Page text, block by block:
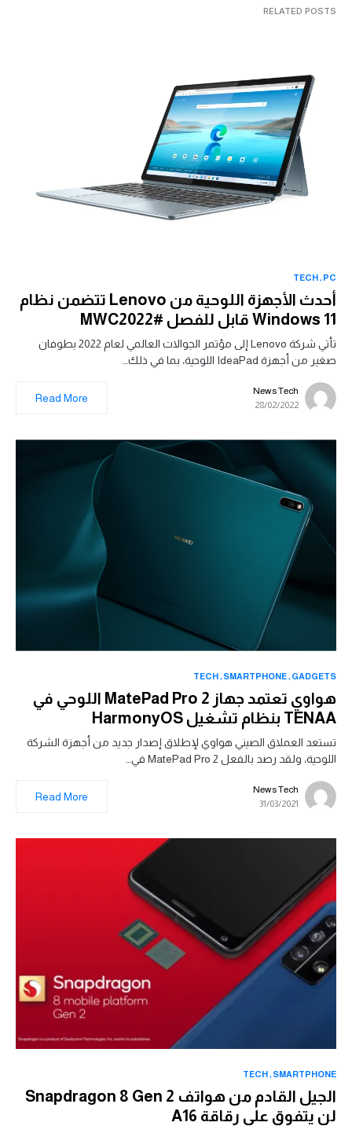
RELATED POSTS
PC
TECH
أحدث الأجهزة اللوحية من Lenovo تتضمن نظام
Windows 11 قابل للفصل #MWC2022
تأتي شركة Lenovo إلى مؤتمر الجوالات العالمي لعام 2022 بطوفان
صغير من أجهزة IdeaPad اللوحية، بما في ذلك…
News Tech
28/02/2022
Read More
GADGETS
SMARTPHONE
TECH
هواوي تعتمد جهاز MatePad Pro 2 اللوحي في
TENAA بنظام تشغيل HarmonyOS
تستعد العملاق الصيني هواوي لإطلاق إصدار جديد من أجهزة الشركة
اللوحية، ولقد رصد بالفعل MatePad Pro 2 في…
News Tech
31/03/2021
Read More
SMARTPHONE
TECH
الجيل القادم من هواتف Snapdragon 8 Gen 2
لن يتفوق على رقاقة A16